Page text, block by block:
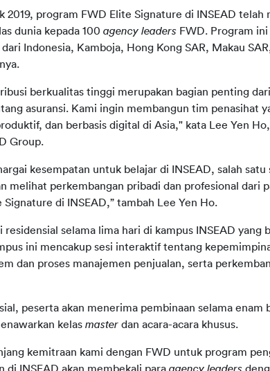
2019, program FWD Elite Signature di INSEAD telah
dunia kepada 100 agency leaders FWD. Program
Indonesia, Kamboja, Hong Kong SAR, Makau
berkualitas tinggi merupakan bagian penting
asuransi. Kami ingin membangun tim penasihat
dan berbasis digital di Asia," kata Lee Yen
Group.
kesempatan untuk belajar di INSEAD, salah satu
melihat perkembangan pribadi dan profesional dari
di INSEAD,” tambah Lee Yen Ho.
selama lima hari di kampus INSEAD yang
ini mencakup sesi interaktif tentang
dan proses manajemen penjualan, serta
peserta akan menerima pembinaan selama enam
kelas master dan acara-acara khusus.
kemitraan kami dengan FWD untuk program